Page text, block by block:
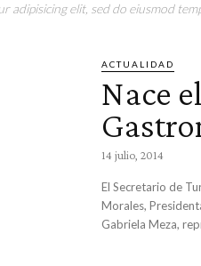
adipisicing elit, sed do eiusmod
ACTUALIDAD
Nace
14 julio, 2014
El Secretario de
Morales,
Gabriela Meza,